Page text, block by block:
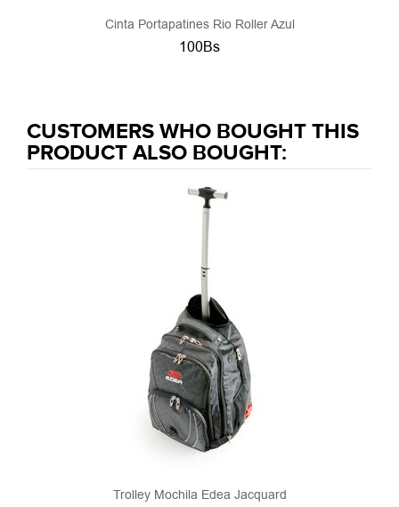
Cinta Portapatines Rio Roller Azul
100Bs
CUSTOMERS WHO BOUGHT THIS
PRODUCT ALSO BOUGHT:
Trolley Mochila Edea Jacquard